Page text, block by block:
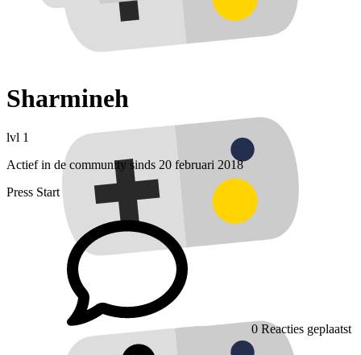
Sharmineh
lvl 1
Actief in de community sinds 20 februari 2018
Press Start
0 Reacties geplaatst